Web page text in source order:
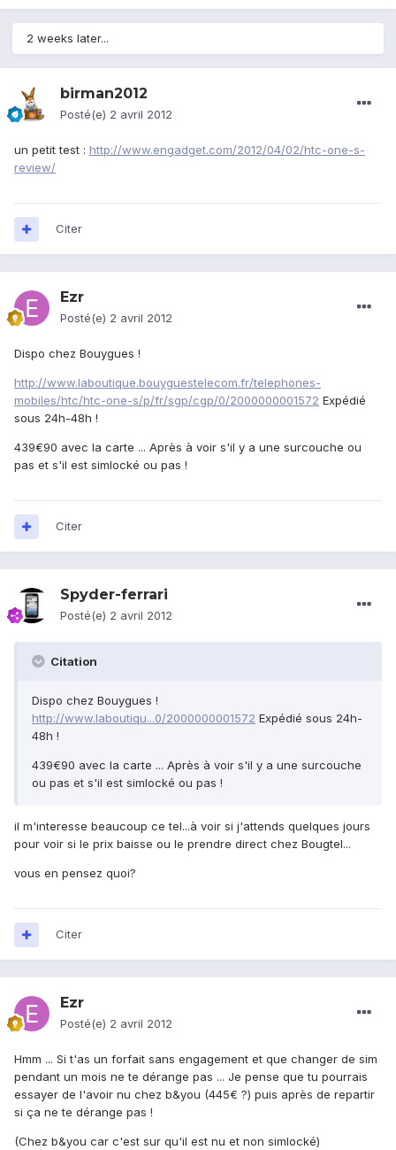
2 weeks later...
birman2012
Posté(e) 2 avril 2012
un petit test : http://www.engadget.com/2012/04/02/htc-one-s-
review/
Citer
Ezr
Posté(e) 2 avril 2012
Dispo chez Bouygues !
http://www.laboutique.bouyguestelecom.fr/telephones-
mobiles/htc/htc-one-s/p/fr/sgp/cgp/0/2000000001572 Expédié
sous 24h-48h !
439€90 avec la carte ... Après à voir s'il y a une surcouche ou
pas et s'il est simlocké ou pas !
Citer
Spyder-ferrari
Posté(e) 2 avril 2012
Citation
Dispo chez Bouygues !
http://www.laboutiqu...0/2000000001572 Expédié sous 24h-
48h !
439€90 avec la carte ... Après à voir s'il y a une surcouche
ou pas et s'il est simlocké ou pas !
il m'interesse beaucoup ce tel...à voir si j'attends quelques jours
pour voir si le prix baisse ou le prendre direct chez Bougtel...
vous en pensez quoi?
Citer
Ezr
Posté(e) 2 avril 2012
Hmm ... Si t'as un forfait sans engagement et que changer de sim
pendant un mois ne te dérange pas ... Je pense que tu pourrais
essayer de l'avoir nu chez b&you (445€ ?) puis après de repartir
si ça ne te dérange pas !
(Chez b&you car c'est sur qu'il est nu et non simlocké)